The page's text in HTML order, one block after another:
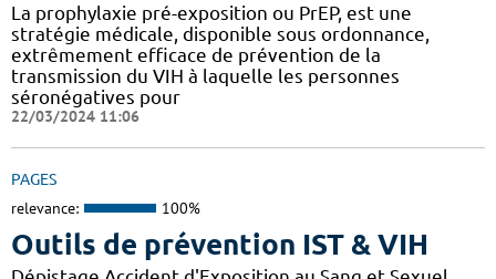
La prophylaxie pré-exposition ou PrEP, est une
stratégie médicale, disponible sous ordonnance,
extrêmement efficace de prévention de la
transmission du VIH à laquelle les personnes
séronégatives pour
22/03/2024 11:06
PAGES
relevance: 100%
Outils de prévention IST & VIH